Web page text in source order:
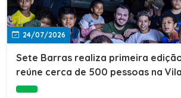
24/07/2026
Sete Barras realiza primeira
reúne cerca de 500 pessoas na